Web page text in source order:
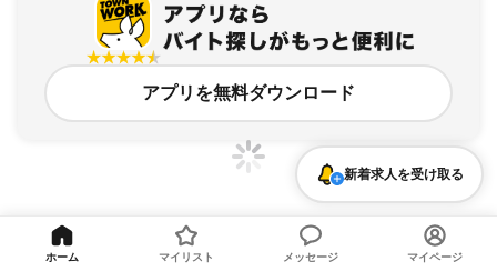
アプリを無料ダウンロード
島根県、益田駅、飲食・フードサービスのアルバイト・バイト求人情報
新着求人を受け取る
ホーム マイリスト メッセージ マイページ